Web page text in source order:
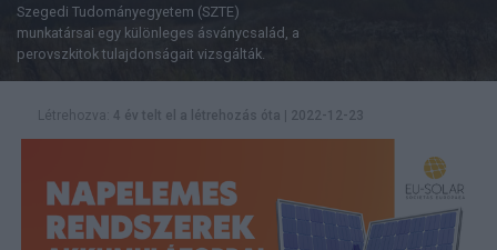
Szegedi Tudományegyetem (SZTE)
munkatársai egy különleges ásványcsalád, a
perovszkitok tulajdonságait vizsgálták.
Létrehozva: 4 év telt el a létrehozás óta 2022-12-23